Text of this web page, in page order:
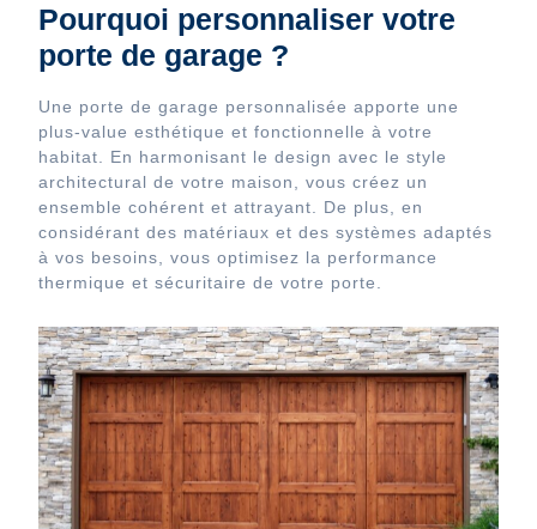
Pourquoi personnaliser votre
porte de garage ?
Une porte de garage personnalisée apporte une
plus-value esthétique et fonctionnelle à votre
habitat. En harmonisant le design avec le style
architectural de votre maison, vous créez un
ensemble cohérent et attrayant. De plus, en
considérant des matériaux et des systèmes adaptés
à vos besoins, vous optimisez la performance
thermique et sécuritaire de votre porte.